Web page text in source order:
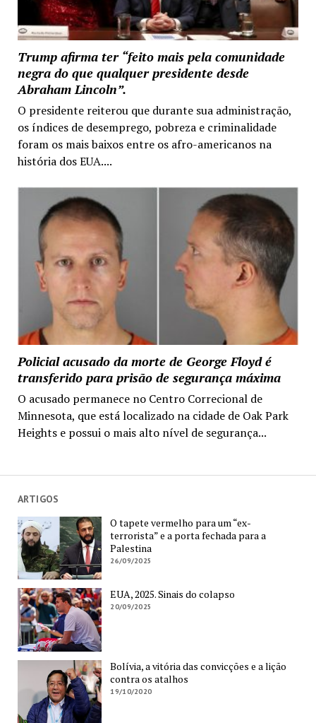
Trump afirma ter “feito mais pela comunidade
negra do que qualquer presidente desde
Abraham Lincoln”.
O presidente reiterou que durante sua administração,
os índices de desemprego, pobreza e criminalidade
foram os mais baixos entre os afro-americanos na
história dos EUA....
Policial acusado da morte de George Floyd é
transferido para prisão de segurança máxima
O acusado permanece no Centro Correcional de
Minnesota, que está localizado na cidade de Oak Park
Heights e possui o mais alto nível de segurança...
ARTIGOS
O tapete vermelho para um “ex-
terrorista” e a porta fechada para a
Palestina
26/09/2025
EUA, 2025. Sinais do colapso
20/09/2025
Bolívia, a vitória das convicções e a lição
contra os atalhos
19/10/2020